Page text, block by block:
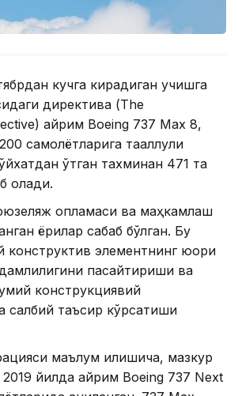
кучга кирадиган учишга
директива (The
айрим Boeing 737 Max 8,
самолётларига тааллуқли
ўтган тахминан 471 та
олади.
қопламаси ва маҳкамлаш
ёриқлар сабаб бўлган. Бу
конструктив элементнинг юқори
пасайтириши ва
конструкциявий
салбий таъсир кўрсатиши
маълум қилишича, мазкур
йилда айрим Boeing 737 Next